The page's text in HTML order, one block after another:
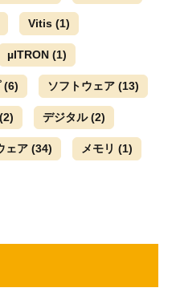
Vitis (1)
µITRON (1)
(6) ソフトウェア (13)
デジタル(2)
ェア (34) メモリ (1)